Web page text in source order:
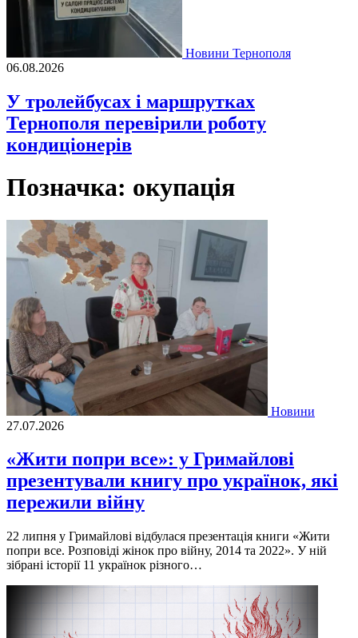
Новини Тернополя
06.08.2026
У тролейбусах і маршрутках
Тернополя перевірили роботу
кондиціонерів
Позначка: окупація
Новини
27.07.2026
«Жити попри все»: у Гримайлові
презентували книгу про українок, які
пережили війну
22 липня у Гримайлові відбулася презентація книги «Жити
попри все. Розповіді жінок про війну, 2014 та 2022». У ній
зібрані історії 11 українок різного…